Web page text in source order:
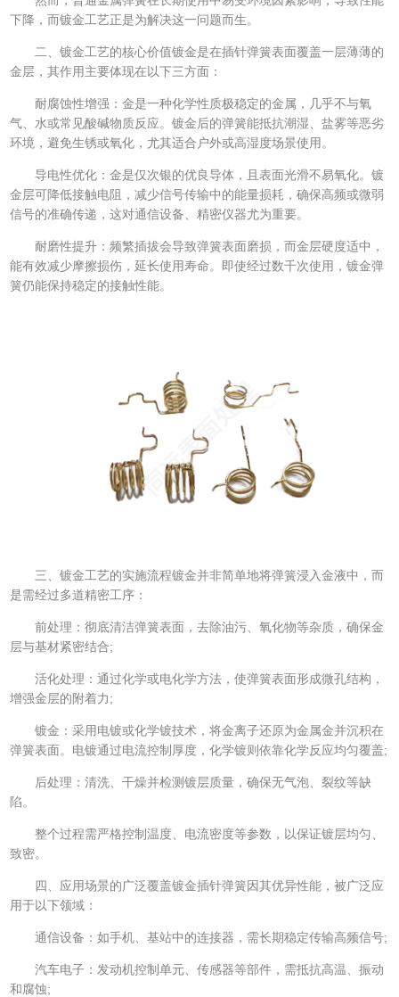
下降，而镀金工艺正是为解决这一问题而生。
二、镀金工艺的核心价值镀金是在插针弹簧表面覆盖一层薄薄的
金层，其作用主要体现在以下三方面：
耐腐蚀性增强：金是一种化学性质极稳定的金属，几乎不与氧
气、水或常见酸碱物质反应。镀金后的弹簧能抵抗潮湿、盐雾等恶劣
环境，避免生锈或氧化，尤其适合户外或高湿度场景使用。
导电性优化：金是仅次银的优良导体，且表面光滑不易氧化。镀
金层可降低接触电阻，减少信号传输中的能量损耗，确保高频或微弱
信号的准确传递，这对通信设备、精密仪器尤为重要。
耐磨性提升：频繁插拔会导致弹簧表面磨损，而金层硬度适中，
能有效减少摩擦损伤，延长使用寿命。即使经过数千次使用，镀金弹
簧仍能保持稳定的接触性能。
三、镀金工艺的实施流程镀金并非简单地将弹簧浸入金液中，而
是需经过多道精密工序：
前处理：彻底清洁弹簧表面，去除油污、氧化物等杂质，确保金
层与基材紧密结合;
活化处理：通过化学或电化学方法，使弹簧表面形成微孔结构，
增强金层的附着力;
镀金：采用电镀或化学镀技术，将金离子还原为金属金并沉积在
弹簧表面。电镀通过电流控制厚度，化学镀则依靠化学反应均匀覆盖;
后处理：清洗、干燥并检测镀层质量，确保无气泡、裂纹等缺
陷。
整个过程需严格控制温度、电流密度等参数，以保证镀层均匀、
致密。
四、应用场景的广泛覆盖镀金插针弹簧因其优异性能，被广泛应
用于以下领域：
通信设备：如手机、基站中的连接器，需长期稳定传输高频信号;
汽车电子：发动机控制单元、传感器等部件，需抵抗高温、振动
和腐蚀;